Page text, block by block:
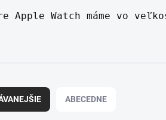
Apple Watch máme vo
ABECEDNE